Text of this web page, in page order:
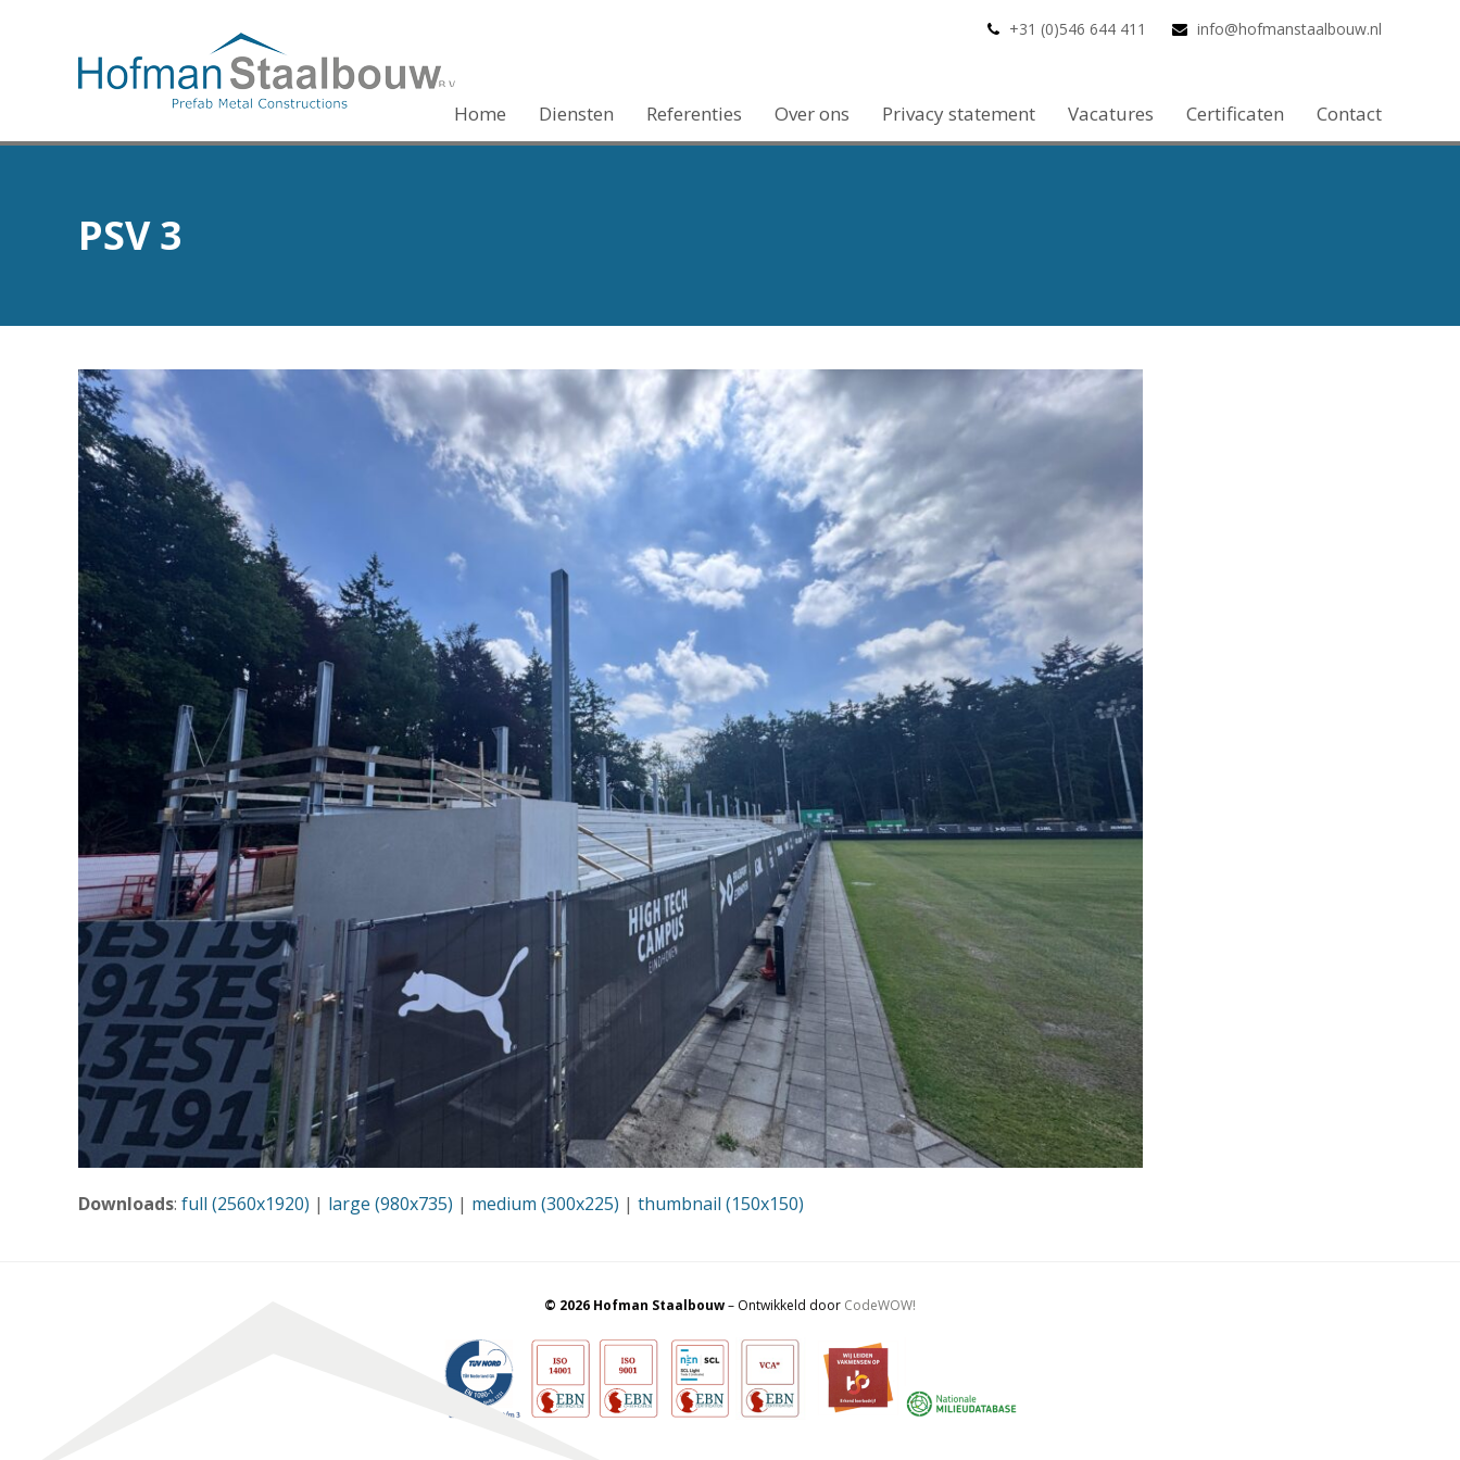
+31 (0)546 644 411 info@hofmanstaalbouw.nl
Home Diensten Referenties Over ons Privacy statement Vacatures Certificaten Contact
PSV 3
Downloads: full (2560x1920) | large (980x735) | medium (300x225) | thumbnail (150x150)
© 2026 Hofman Staalbouw– Ontwikkeld door CodeWOW!